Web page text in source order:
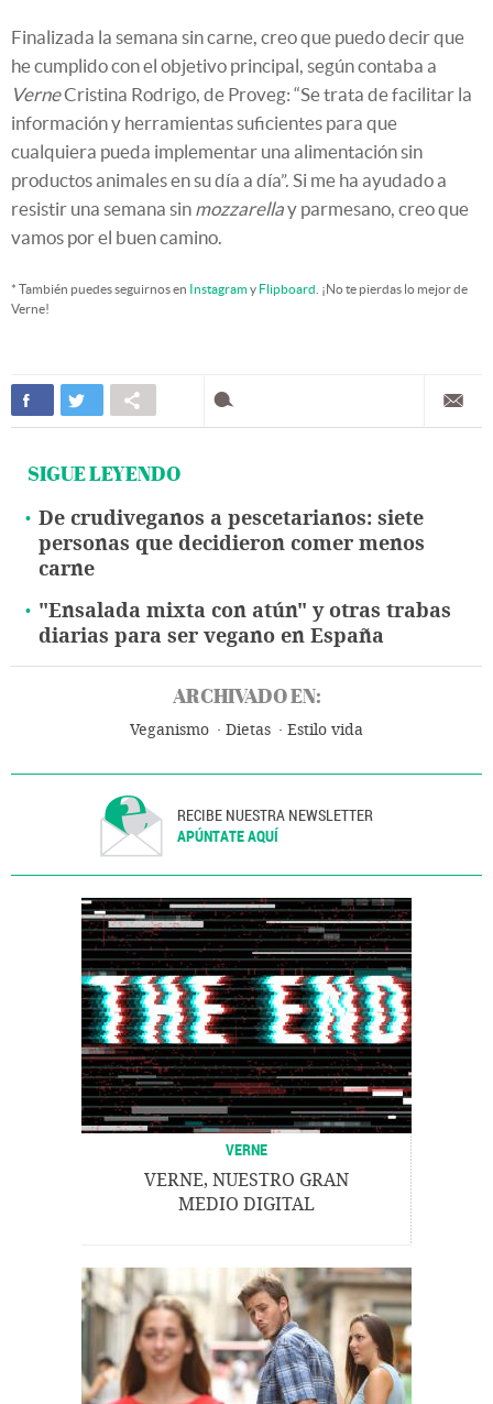
Finalizada la semana sin carne, creo que puedo decir que
he cumplido con el objetivo principal, según contaba a
VerneCristina Rodrigo, de Proveg: “Se trata de facilitar la
información y herramientas suficientes para que
cualquiera pueda implementar una alimentación sin
productos animales en su día a día”. Si me ha ayudado a
resistir una semana sin mozzarellay parmesano, creo que
vamos por el buen camino.
* También puedes seguirnos en Instagramy Flipboard . ¡No te pierdas lo mejor de
Verne!
SIGUE LEYENDO
De crudiveganos a pescetarianos: siete
personas que decidieron comer menos
carne
"Ensalada mixta con atún" y otras trabas
diarias para ser vegano en España
ARCHIVADO EN:
Veganismo Dietas Estilo vida
RECIBE NUESTRA NEWSLETTER
APÚNTATE AQUÍ
VERNE
VERNE, NUESTRO GRAN
MEDIO DIGITAL